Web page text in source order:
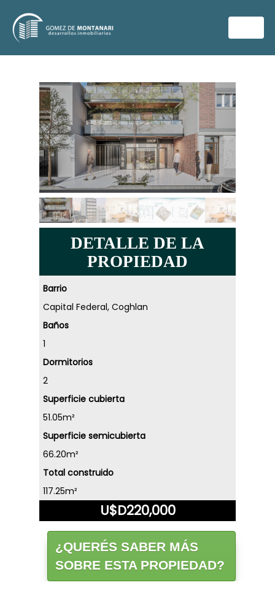
DETALLE DE LA
PROPIEDAD
Barrio
Capital Federal, Coghlan
Baños
1
Dormitorios
2
Superficie cubierta
51.05m²
Superficie semicubierta
66.20m²
Total construido
117.25m²
U$D220,000
¿QUERÉS SABER MÁS
SOBRE ESTA PROPIEDAD?